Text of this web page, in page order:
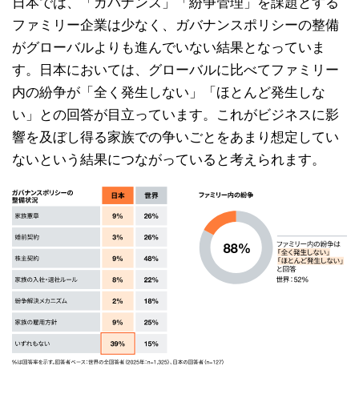
ファミリー企業は少なく、ガバナンスポリシーの整備
がグローバルよりも進んでいない結果となっていま
す。日本においては、グローバルに比べてファミリー
内の紛争が「全く発生しない」「ほとんど発生しな
い」との回答が目立っています。これがビジネスに影
響を及ぼし得る家族での争いごとをあまり想定してい
ないという結果につながっていると考えられます。